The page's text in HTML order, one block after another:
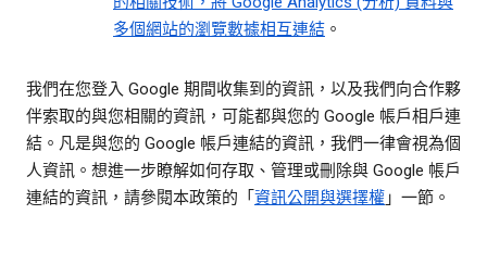
多個網站的瀏覽數據相互連結 。
我們在您登入 Google 期間收集到的資訊，以及我們向合作夥
伴索取的與您相關的資訊，可能都與您的 Google 帳戶相戶連
結。凡是與您的 Google 帳戶連結的資訊，我們一律會視為個
人資訊。想進一步瞭解如何存取、管理或刪除與 Google 帳戶
連結的資訊，請參閱本政策的「 資訊公開與選擇權 」一節。